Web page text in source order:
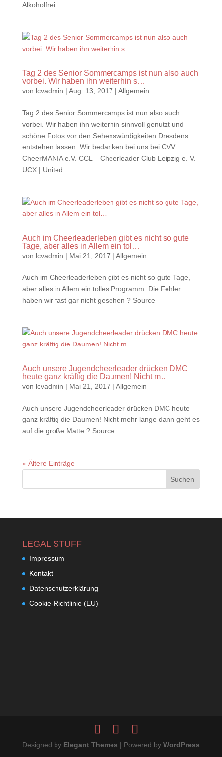
Alkoholfrei...
Tag 2 des Senior Sommercamps ist nun also auch
vorbei. Wir haben ihn weiterhin s…
von lcvadmin | Aug. 13, 2017 | Allgemein
Tag 2 des Senior Sommercamps ist nun also auch
vorbei. Wir haben ihn weiterhin sinnvoll genutzt und
schöne Fotos vor den Sehenswürdigkeiten Dresdens
entstehen lassen. Wir bedanken bei uns bei CVV
CheerMANIA e.V. CCL – Cheerleader Club Leipzig e. V.
UCX | United...
Auch im Cheerleaderleben gibt es nicht so gute
Tage, aber alles in Allem ein tol…
von lcvadmin | Mai 21, 2017 | Allgemein
Auch im Cheerleaderleben gibt es nicht so gute Tage,
aber alles in Allem ein tolles Programm. Die Fehler
haben wir fast gar nicht gesehen ? Source
Auch unsere Jugendcheerleader drücken DMC
heute ganz kräftig die Daumen! Nicht m…
von lcvadmin | Mai 21, 2017 | Allgemein
Auch unsere Jugendcheerleader drücken DMC heute
ganz kräftig die Daumen! Nicht mehr lange dann geht es
auf die große Matte ? Source
« Ältere Einträge
LEGAL STUFF
Impressum
Kontakt
Datenschutzerklärung
Cookie-Richtlinie (EU)
Designed by Elegant Themes | Powered by WordPress